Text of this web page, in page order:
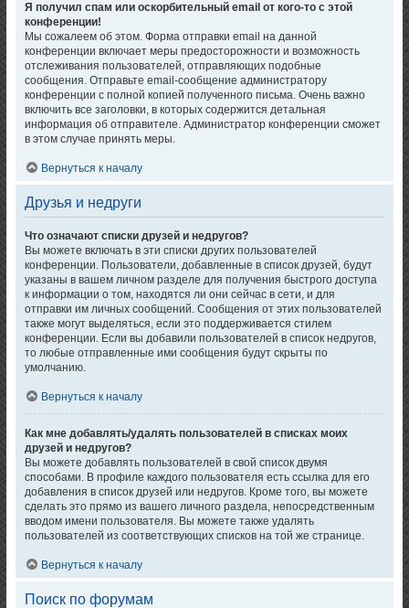
Я получил спам или оскорбительный email от кого-то с этой
конференции!
Мы сожалеем об этом. Форма отправки email на данной
конференции включает меры предосторожности и возможность
отслеживания пользователей, отправляющих подобные
сообщения. Отправьте email-сообщение администратору
конференции с полной копией полученного письма. Очень важно
включить все заголовки, в которых содержится детальная
информация об отправителе. Администратор конференции сможет
в этом случае принять меры.
Вернуться к началу
Друзья и недруги
Что означают списки друзей и недругов?
Вы можете включать в эти списки других пользователей
конференции. Пользователи, добавленные в список друзей, будут
указаны в вашем личном разделе для получения быстрого доступа
к информации о том, находятся ли они сейчас в сети, и для
отправки им личных сообщений. Сообщения от этих пользователей
также могут выделяться, если это поддерживается стилем
конференции. Если вы добавили пользователей в список недругов,
то любые отправленные ими сообщения будут скрыты по
умолчанию.
Вернуться к началу
Как мне добавлять/удалять пользователей в списках моих
друзей и недругов?
Вы можете добавлять пользователей в свой список двумя
способами. В профиле каждого пользователя есть ссылка для его
добавления в список друзей или недругов. Кроме того, вы можете
сделать это прямо из вашего личного раздела, непосредственным
вводом имени пользователя. Вы можете также удалять
пользователей из соответствующих списков на той же странице.
Вернуться к началу
Поиск по форумам